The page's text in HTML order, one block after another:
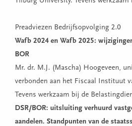
Preadviezen Bedrijfsopvolging 2.0
Wafb 2024 en Wafb 2025:
BOR
Mr. dr. M.J. (Mascha) Hoogeveen,
verbonden aan het Fiscaal Instituut
Tevens werkzaam bij de
DSR/BOR: uitsluiting verhuurd
aandelen. Standpunten van de